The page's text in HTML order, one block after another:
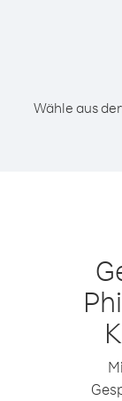
Wähle aus